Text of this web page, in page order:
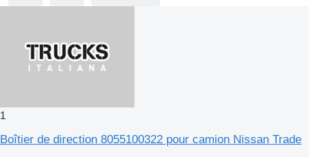
1
Boîtier de direction 8055100322 pour camion Nissan Trade